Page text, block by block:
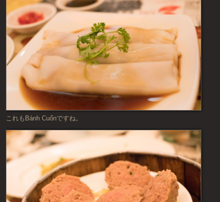
これもBánh Cuốnですね。